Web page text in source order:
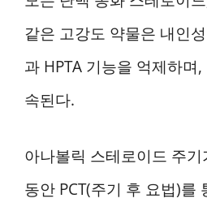
같은 고강도 약물은 내인
과 HPTA 기능을 억제하며
속된다.
아나볼릭 스테로이드 주
동안 PCT(주기 후 요법)를